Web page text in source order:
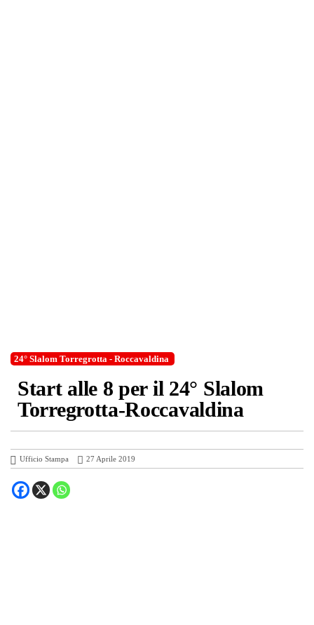
24° Slalom Torregrotta - Roccavaldina
Start alle 8 per il 24° Slalom
Torregrotta-Roccavaldina
Ufficio Stampa 27 Aprile 2019